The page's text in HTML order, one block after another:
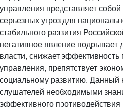
управления представляет
серьезных угроз для
стабильного развития
негативное явление подрывает
власти, снижает эффективность
управления, препятствует
социальному развитию. Данный
слушателей необходимыми
эффективного